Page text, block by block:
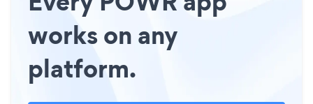
works on any
platform.